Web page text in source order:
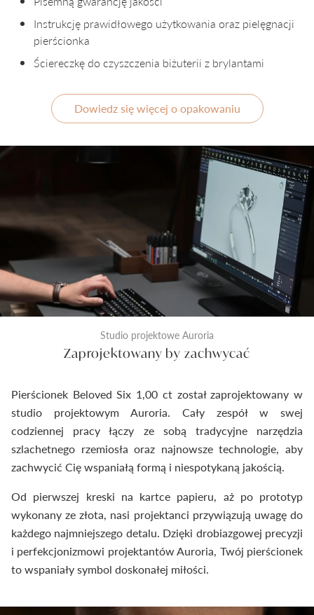
Instrukcję prawidłowego użytkowania oraz pielęgnacji
pierścionka
Ściereczkę do czyszczenia biżuterii z brylantami
Dowiedz się więcej o opakowaniu
Studio projektowe Auroria
Zaprojektowany by zachwycać
Pierścionek Beloved Six 1,00 ct został zaprojektowany w
studio projektowym Auroria. Cały zespół w swej
codziennej pracy łączy ze sobą tradycyjne narzędzia
szlachetnego rzemiosła oraz najnowsze technologie, aby
zachwycić Cię wspaniałą formą i niespotykaną jakością.
Od pierwszej kreski na kartce papieru, aż po prototyp
wykonany ze złota, nasi projektanci przywiązują uwagę do
każdego najmniejszego detalu. Dzięki drobiazgowej precyzji
i perfekcjonizmowi projektantów Auroria, Twój pierścionek
to wspaniały symbol doskonałej miłości.